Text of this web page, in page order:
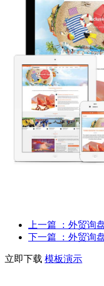
上一篇
：外贸询
下一篇
：外贸询
立即下载 模板演示